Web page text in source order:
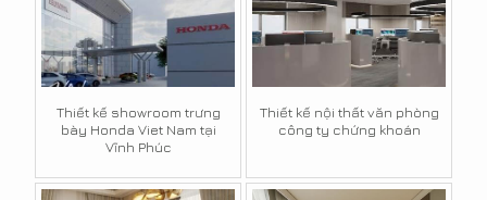
Thiết kế showroom trưng
bày Honda Viet Nam tại
Vĩnh Phúc
Thiết kế nội thất văn phòng
công ty chứng khoán